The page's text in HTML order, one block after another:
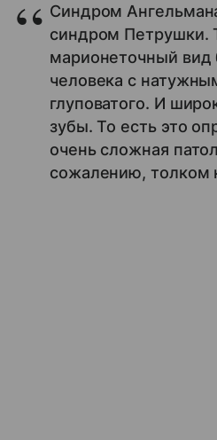
Синдром
синдром Петрушки.
марионеточный вид
человека с
глуповатого. И
зубы. То есть это
очень сложная
сожалению, толком